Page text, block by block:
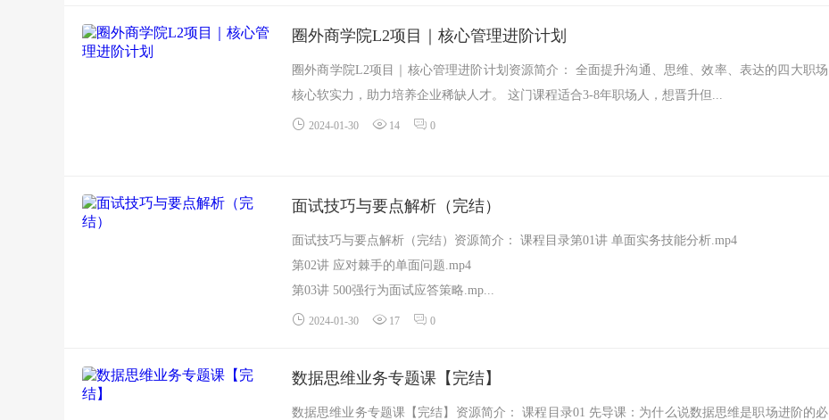
圈外商学院L2项目｜核心管理进阶计划
圈外商学院L2项目｜核心管理进阶计划资源简介： 全面提升沟通、思维、效率、表达的四大职场
核心软实力，助力培养企业稀缺人才。 这门课程适合3-8年职场人，想晋升但...
2024-01-30 14 0
面试技巧与要点解析（完结）
面试技巧与要点解析（完结）资源简介： 课程目录第01讲 单面实务技能分析.mp4
第02讲 应对棘手的单面问题.mp4
第03讲 500强行为面试应答策略.mp...
2024-01-30 17 0
数据思维业务专题课【完结】
数据思维业务专题课【完结】资源简介： 课程目录01 先导课：为什么说数据思维是职场进阶的必